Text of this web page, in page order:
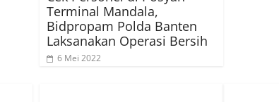
Terminal Mandala,
Bidpropam Polda Banten
Laksanakan Operasi Bersih
6 Mei 2022